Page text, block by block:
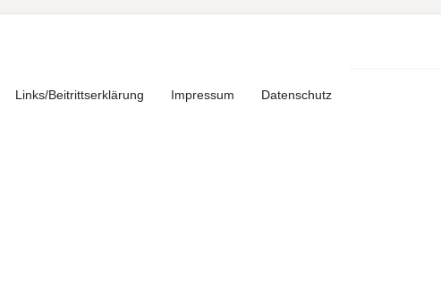
Links/Beitrittserklärung Impressum Datenschutz